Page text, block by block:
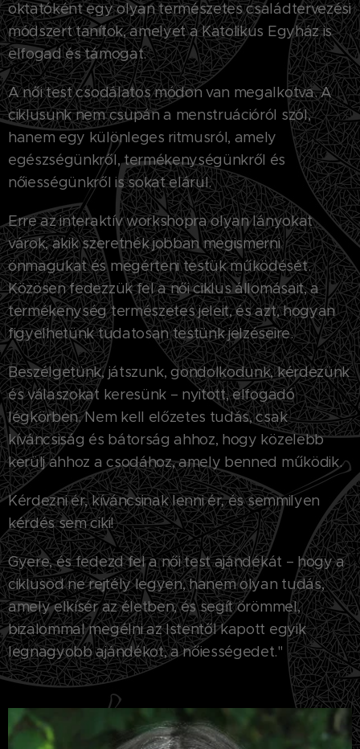
oktatóként egy olyan természetes családtervezési
módszert tanítok, amelyet a Katolikus Egyház is
elfogad és támogat.
A női test csodálatos módon van megalkotva. A
ciklusunk nem csupán a menstruációról szól,
hanem egy különleges ritmusról, amely
egészségünkről, termékenységünkről és
nőiességünkről is sokat elárul.
Erre az interaktív workshopra olyan lányokat
várok, akik szeretnék jobban megismerni
önmagukat és megérteni testük működését.
Közösen fedezzük fel a női ciklus állomásait, a
termékenység természetes jeleit, és azt, hogyan
figyelhetünk tudatosan testünk jelzéseire.
Beszélgetünk, játszunk, gondolkodunk, kérdezünk
és válaszokat keresünk – nyitott, elfogadó
légkörben. Nem kell előzetes tudás, csak
kíváncsiság és bátorság ahhoz, hogy közelebb
kerülj ahhoz a csodához, amely benned működik.
Kérdezni ér, kíváncsinak lenni ér, és semmilyen
kérdés sem ciki!
Gyere, és fedezd fel a női test ajándékát – hogy a
ciklusod ne rejtély legyen, hanem olyan tudás,
amely elkísér az életben, és segít örömmel,
bizalommal megélni az Istentől kapott egyik
legnagyobb ajándékot, a nőiességedet."